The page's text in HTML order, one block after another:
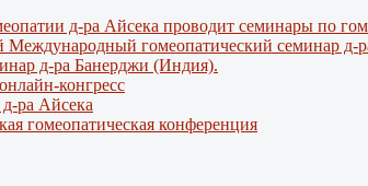
д-ра Айсека проводит семинары по
Международный гомеопатический семинар
д-ра Банерджи (Индия).
конгресс
ра Айсека
гомеопатическая конференция